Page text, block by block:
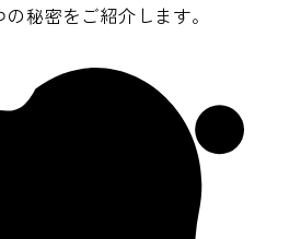
秘密をご紹介します。